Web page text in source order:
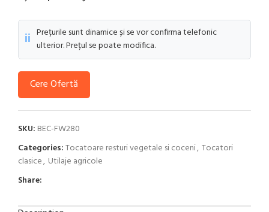
ℹ️ Prețurile sunt dinamice și se vor confirma telefonic
ulterior. Prețul se poate modifica.
Cere Ofertă
SKU: BEC-FW280
Categories:Tocatoare resturi vegetale si coceni, Tocatori
clasice, Utilaje agricole
Share: